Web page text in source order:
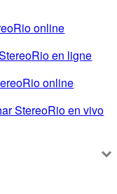
online
en ligne
online
StereoRio en vivo